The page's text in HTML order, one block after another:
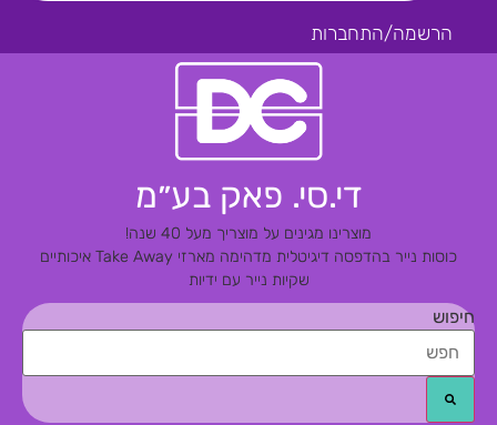
הרשמה/התחברות
די.סי. פאק בע״מ
מוצרינו מגינים על מוצריך מעל 40 שנה!
כוסות נייר בהדפסה דיגיטלית מדהימהמארזי Take Away איכותיים
שקיות נייר עם ידיות
חיפוש